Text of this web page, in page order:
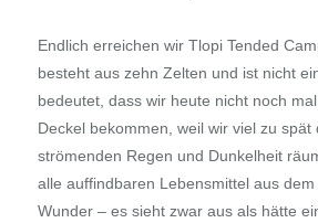
Endlich erreichen wir Tlopi Tended
besteht aus zehn Zelten und ist nicht
bedeutet, dass wir heute nicht noch
Deckel bekommen, weil wir viel zu spät
strömenden Regen und Dunkelheit
alle auffindbaren Lebensmittel aus dem
Wunder – es sieht zwar aus als hätte